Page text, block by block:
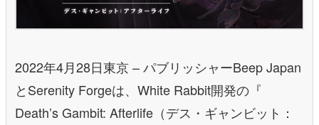
2022年4月28日東京 – パブリッシャーBeep Japan
とSerenity Forgeは、White Rabbit開発の『
Death’s Gambit: Afterlife（デス・ギャンビット：